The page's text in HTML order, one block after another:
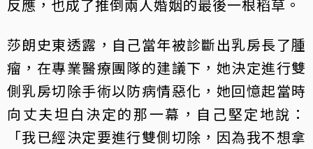
反應，也成了推倒兩人婚姻的最後一根稻草。
莎朗史東透露，自己當年被診斷出乳房長了腫
瘤，在專業醫療團隊的建議下，她決定進行雙
側乳房切除手術以防病情惡化，她回憶起當時
向丈夫坦白決定的那一幕，自己堅定地說：
「我已經決定要進行雙側切除，因為我不想拿